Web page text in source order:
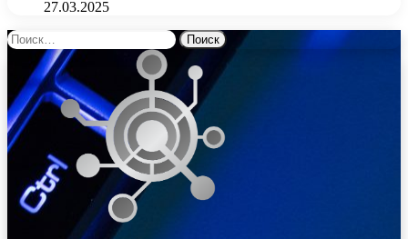
27.03.2025
Найти: